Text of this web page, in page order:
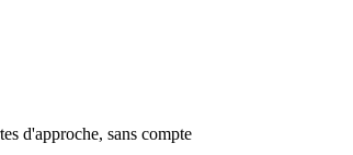
d'approche, sans compte